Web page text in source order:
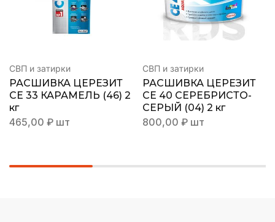
СВП и затирки
РАСШИВКА ЦЕРЕЗИТ
СЕ 33 КАРАМЕЛЬ (46) 2
кг
465,00 ₽ шт
СВП и затирки
РАСШИВКА ЦЕРЕЗИТ
СЕ 40 СЕРЕБРИСТО-
СЕРЫЙ (04) 2 кг
800,00 ₽ шт